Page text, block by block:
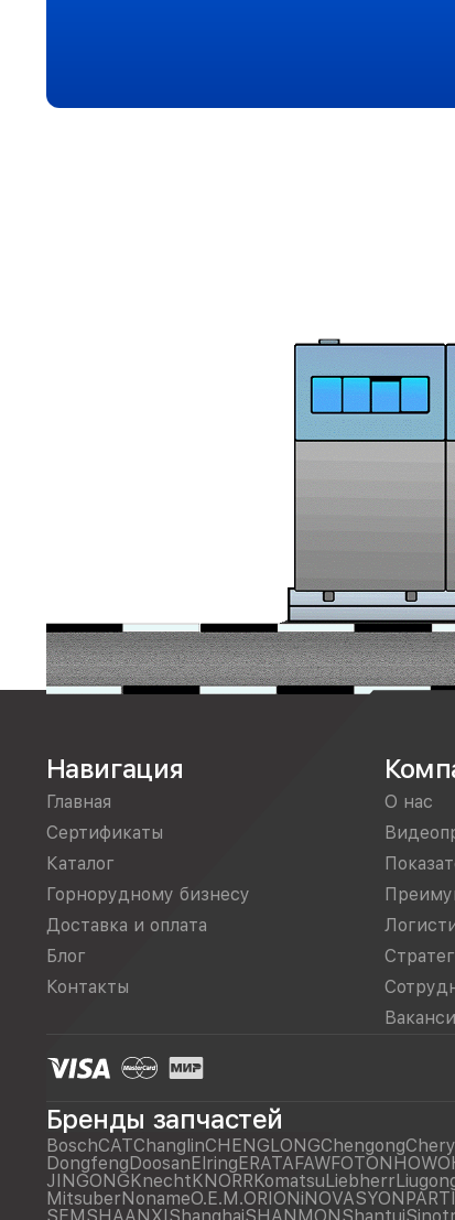
Навигация
Главная
Сертификаты
Каталог
Горнорудному бизнесу
Доставка и оплата
Блог
Контакты
О нас
Бренды запчастей
BoschCATChanglinCHENGLONGChengongChery
DongfengDoosanElringERATAFAWFOTONHOWO
JINGONGKnechtKNORRKomatsuLiebherr
MitsuberNonameO.E.M.ORIONiNOVASYON